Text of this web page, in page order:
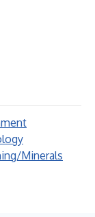
Minerals